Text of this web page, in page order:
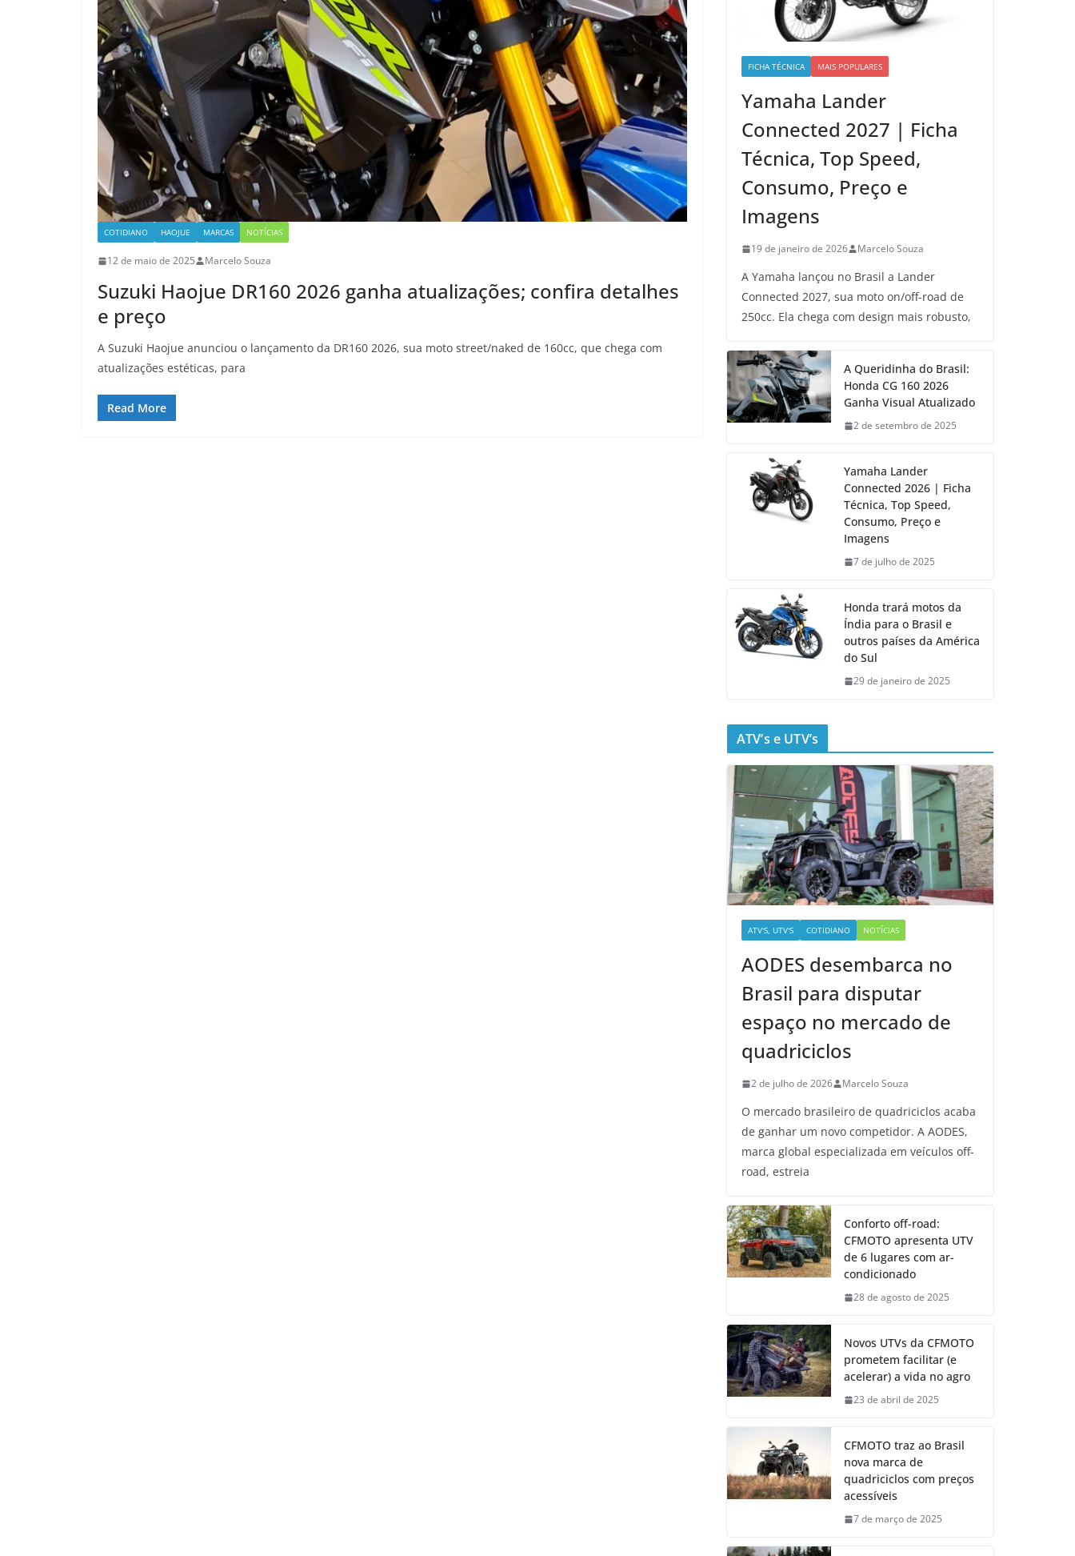
COTIDIANO HAOJUE MARCAS NOTÍCIAS
12 de maio de 2025 Marcelo Souza
Suzuki Haojue DR160 2026 ganha atualizações; confira detalhes
e preço
A Suzuki Haojue anunciou o lançamento da DR160 2026, sua moto street/naked de 160cc, que chega com
atualizações estéticas, para
Read More
FICHA TÉCNICA MAIS POPULARES
Yamaha Lander
Connected 2027 | Ficha
Técnica, Top Speed,
Consumo, Preço e
Imagens
19 de janeiro de 2026 Marcelo Souza
A Yamaha lançou no Brasil a Lander
Connected 2027, sua moto on/off-road de
250cc. Ela chega com design mais robusto,
A Queridinha do Brasil:
Honda CG 160 2026
Ganha Visual Atualizado
2 de setembro de 2025
Yamaha Lander
Connected 2026 | Ficha
Técnica, Top Speed,
Consumo, Preço e
Imagens
7 de julho de 2025
Honda trará motos da
Índia para o Brasil e
outros países da América
do Sul
29 de janeiro de 2025
ATV’s e UTV’s
ATV'S, UTV'S COTIDIANO NOTÍCIAS
AODES desembarca no
Brasil para disputar
espaço no mercado de
quadriciclos
2 de julho de 2026 Marcelo Souza
O mercado brasileiro de quadriciclos acaba
de ganhar um novo competidor. A AODES,
marca global especializada em veículos off-
road, estreia
Conforto off-road:
CFMOTO apresenta UTV
de 6 lugares com ar-
condicionado
28 de agosto de 2025
Novos UTVs da CFMOTO
prometem facilitar (e
acelerar) a vida no agro
23 de abril de 2025
CFMOTO traz ao Brasil
nova marca de
quadriciclos com preços
acessíveis
7 de março de 2025